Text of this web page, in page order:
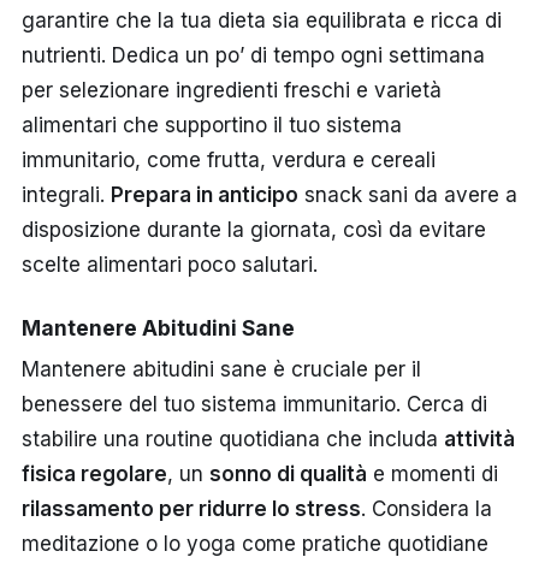
garantire che la tua dieta sia equilibrata e ricca di
nutrienti. Dedica un po’ di tempo ogni settimana
per selezionare ingredienti freschi e varietà
alimentari che supportino il tuo sistema
immunitario, come frutta, verdura e cereali
integrali. Prepara in anticipo snack sani da avere a
disposizione durante la giornata, così da evitare
scelte alimentari poco salutari.
Mantenere Abitudini Sane
Mantenere abitudini sane è cruciale per il
benessere del tuo sistema immunitario. Cerca di
stabilire una routine quotidiana che includa attività
fisica regolare, un sonno di qualità e momenti di
rilassamento per ridurre lo stress. Considera la
meditazione o lo yoga come pratiche quotidiane